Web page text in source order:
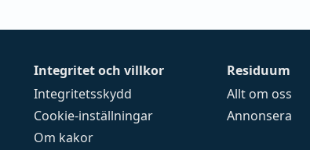
Integritet och villkor
Integritetsskydd
Cookie-inställningar
Om kakor
Residuum
Allt om oss
Annonsera